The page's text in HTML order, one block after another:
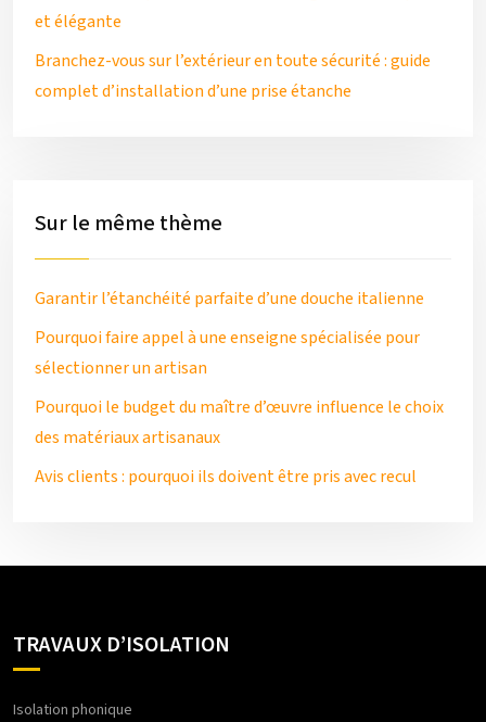
et élégante
Branchez-vous sur l’extérieur en toute sécurité : guide
complet d’installation d’une prise étanche
Sur le même thème
Garantir l’étanchéité parfaite d’une douche italienne
Pourquoi faire appel à une enseigne spécialisée pour
sélectionner un artisan
Pourquoi le budget du maître d’œuvre influence le choix
des matériaux artisanaux
Avis clients : pourquoi ils doivent être pris avec recul
TRAVAUX D’ISOLATION
Isolation phonique